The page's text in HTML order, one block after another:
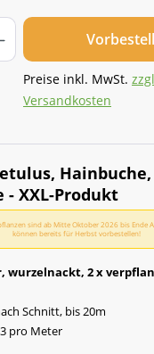
Preise inkl. MwSt.
Versandkosten
Hainbuche,
- XXL-Produkt
sind ab Mitte Oktober 2026 bis Ende
können bereits für Herbst vorbestellen!
wurzelnackt, 2 x
Schnitt, bis 20m
pro Meter